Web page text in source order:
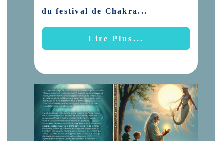
du festival de Chakra...
Lire Plus...